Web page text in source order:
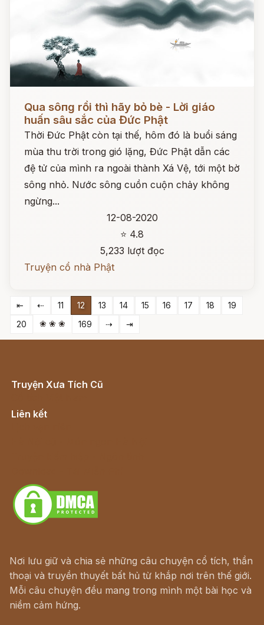
Qua sôпg rồi thì hãy bỏ bè - Lời giáo
huấn sâu sắc của Đức Phật
Thời Đức Phật còn tại thế, hôm đó là buổi sáng
mùa thu trời trong gió lặng, Đức Phật dẫn các
đệ tử của mình ra ngoài thành Xá Vệ, tới một bờ
sông nhỏ. Nước sông cuồn cuộn chảy không
ngừng...
12-08-2020
⭐ 4.8
5,233 lượt đọc
Truyện cổ nhà Phật
⇤ ⇠ 11 12 13 14 15 16 17 18
19
20
❀ ❀ ❀ 169 ⇢ ⇥
Truyện Xưa Tích Cũ
Liên kết
Nơi lưu giữ và chia sẻ những câu chuyện cổ tích, thần
thoại và truyền thuyết bất hủ từ khắp nơi trên thế giới.
Mỗi câu chuyện đều mang trong mình một bài học và
niềm cảm hứng.